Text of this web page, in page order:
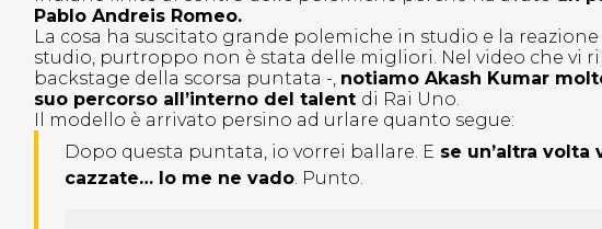
Pablo Andreis Romeo.
La cosa ha suscitato grande polemiche in studio e la
studio, purtroppo non è stata delle migliori. Nel video che vi
backstage della scorsa puntata -, notiamo Akash Kumar
suo percorso all’interno del talent di Rai Uno.
Il modello è arrivato persino ad urlare quanto segue:
Dopo questa puntata, io vorrei ballare. E se un’altra
cazzate… Io me ne vado. Punto.